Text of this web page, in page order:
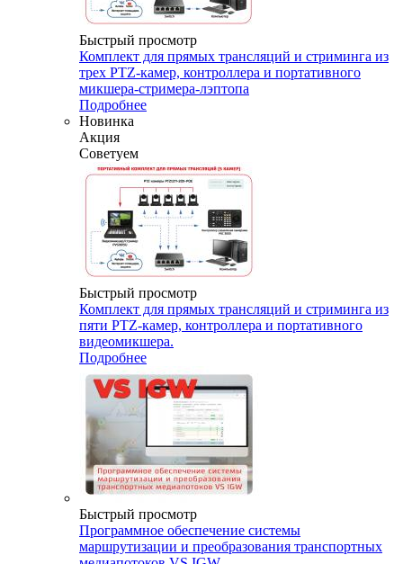
Быстрый просмотр
Комплект для прямых трансляций и стриминга из
трех PTZ-камер, контроллера и портативного
микшера-стримера-лэптопа
Подробнее
Новинка
Акция
Советуем
Быстрый просмотр
Комплект для прямых трансляций и стриминга из
пяти PTZ-камер, контроллера и портативного
видеомикшера.
Подробнее
Быстрый просмотр
Программное обеспечение системы
маршрутизации и преобразования транспортных